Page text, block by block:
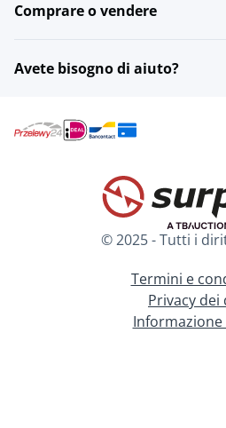
Comprare o vendere
Avete bisogno di aiuto?
© 2025 - Tutti i
Termini e
Privacy dei
Informazione